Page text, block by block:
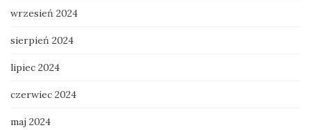
wrzesień 2024
sierpień 2024
lipiec 2024
czerwiec 2024
maj 2024